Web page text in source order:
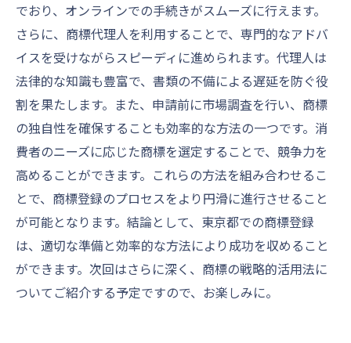
でおり、オンラインでの手続きがスムーズに行えます。
さらに、商標代理人を利用することで、専門的なアドバ
イスを受けながらスピーディに進められます。代理人は
法律的な知識も豊富で、書類の不備による遅延を防ぐ役
割を果たします。また、申請前に市場調査を行い、商標
の独自性を確保することも効率的な方法の一つです。消
費者のニーズに応じた商標を選定することで、競争力を
高めることができます。これらの方法を組み合わせるこ
とで、商標登録のプロセスをより円滑に進行させること
が可能となります。結論として、東京都での商標登録
は、適切な準備と効率的な方法により成功を収めること
ができます。次回はさらに深く、商標の戦略的活用法に
ついてご紹介する予定ですので、お楽しみに。